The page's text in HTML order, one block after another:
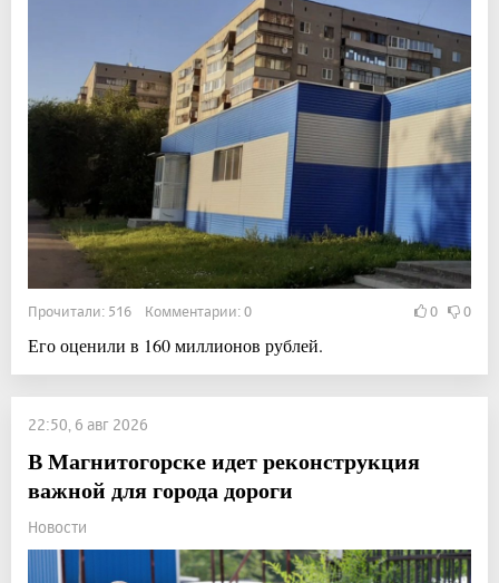
Прочитали: 516 Комментарии: 0 0 0
Его оценили в 160 миллионов рублей.
22:50, 6 авг 2026
В Магнитогорске идет реконструкция
важной для города дороги
Новости